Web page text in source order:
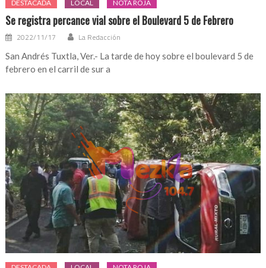
DESTACADA LOCAL NOTA ROJA
Se registra percance vial sobre el Boulevard 5 de Febrero
2022/11/17 La Redacción
San Andrés Tuxtla, Ver.- La tarde de hoy sobre el boulevard 5 de
febrero en el carril de sur a